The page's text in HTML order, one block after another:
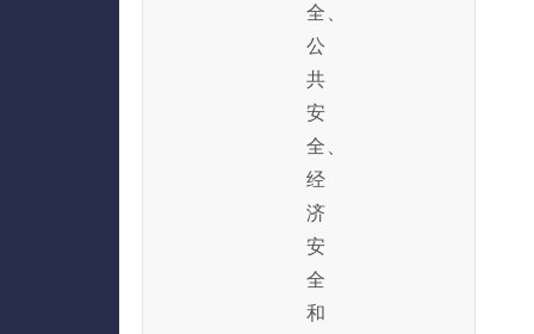
全、
公
共
安
全、
经
济
安
全
和